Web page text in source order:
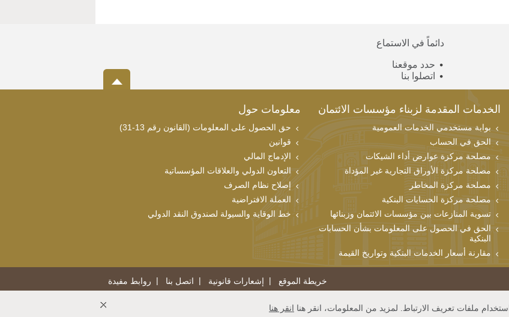
دائماً في الاستماع
حدد موقعنا
اتصلوا بنا
الخدمات المقدمة لزبناء مؤسسات الائتمان
بوابة مستخدمي الخدمات العمومية
الحق في الحساب
مصلحة مركزة عوارض أداء الشيكات
مصلحة مركزة الأوراق التجارية غير المؤداة
مصلحة مركزة المخاطر
مصلحة مركزة الحسابات البنكية
تسوية المنازعات بين مؤسسات الائتمان وزبنائها
الحق في الحصول على المعلومات بشأن الحسابات
البنكية
مقارنة أسعار الخدمات البنكية وتواريخ القيمة
معلومات حول
حق الحصول على المعلومات (القانون رقم 13-31)
قوانين
الإدماج المالي
التعاون الدولي والعلاقات المؤسساتية
إصلاح نظام الصرف
العملة الافتراضية
خط الوقاية والسيولة لصندوق النقد الدولي
خريطة الموقع إشعارات قانونية اتصل بنا روابط مفيدة
ملفات تعريف الارتباط. لمزيد من المعلومات، انقر هنا انقر هنا